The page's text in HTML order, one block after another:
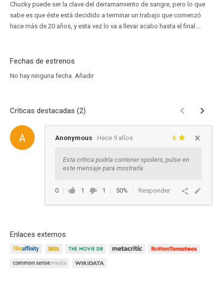
Chucky puede ser la clave del derramamiento de sangre, pero lo que
sabe es que éste está decidido a terminar un trabajo que comenzó
hace más de 20 años, y esta vez lo va a llevar acabo hasta el final...
Fechas de estrenos
No hay ninguna fecha. Añadir
Críticas destacadas (2)
Anonymous Hace 9 años 6
Esta crítica podría contener spoilers, pulse en
este mensaje para mostrarla
0 1 1 50% Responder
Enlaces externos